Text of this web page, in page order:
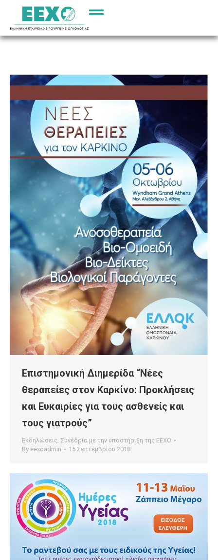
Επιστημονική Διημερίδα “Νέες
θεραπείες στον Καρκίνο: Προκλήσεις
και Ευκαιρίες για τους ασθενείς και
τους γιατρούς”
Εκδηλώσεις, Συνέδρια με την υποστήριξη της ΕΕΧΟ
By eexoadmin 15 Σεπτεμβρίου 2018